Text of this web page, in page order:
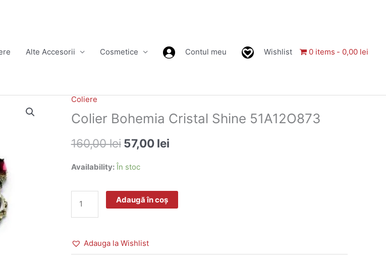
Alte Accesorii Cosmetice Contul meu Wishlist 0 items 0,00 lei
Coliere
Colier Bohemia Cristal Shine 51A12O873
160,00lei
inițial
a
fost:
160,00 lei.
57,00 lei
curent
este:
Availability: În stoc
Cantitate
Colier
Bohemia
Cristal
Shine
51A12O873
Adaugă în coș
Adauga la Wishlist